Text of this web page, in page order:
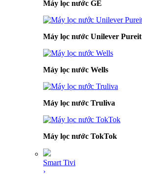
Máy lọc nước GE
Máy lọc nước Unilever Pureit
Máy lọc nước Wells
Máy lọc nước Truliva
Máy lọc nước TokTok
Smart Tivi
›